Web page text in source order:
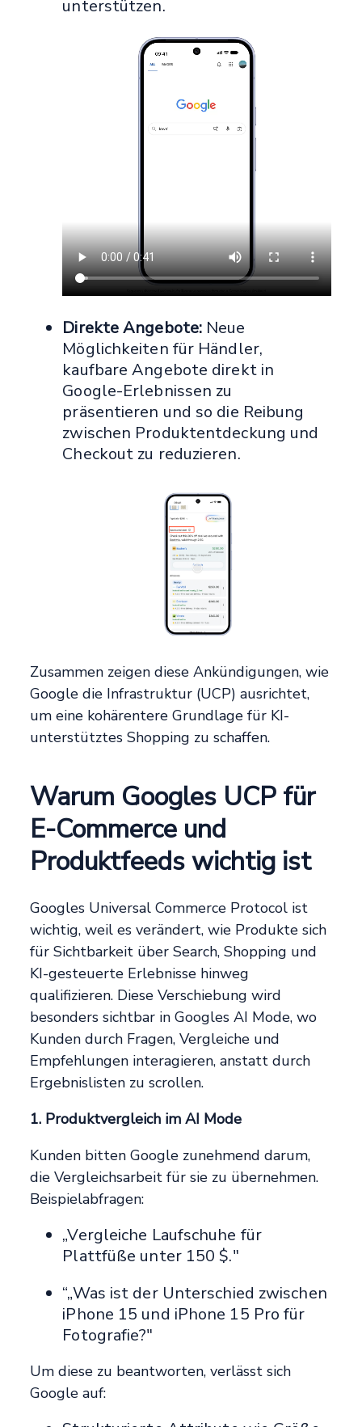
unterstützen.
Direkte Angebote: Neue
Möglichkeiten für Händler,
kaufbare Angebote direkt in
Google-Erlebnissen zu
präsentieren und so die Reibung
zwischen Produktentdeckung und
Checkout zu reduzieren.
Zusammen zeigen diese Ankündigungen, wie
Google die Infrastruktur (UCP) ausrichtet,
um eine kohärentere Grundlage für KI-
unterstütztes Shopping zu schaffen.
Warum Googles UCP für
E-Commerce und
Produktfeeds wichtig ist
Googles Universal Commerce Protocol ist
wichtig, weil es verändert, wie Produkte sich
für Sichtbarkeit über Search, Shopping und
KI-gesteuerte Erlebnisse hinweg
qualifizieren. Diese Verschiebung wird
besonders sichtbar in Googles AI Mode, wo
Kunden durch Fragen, Vergleiche und
Empfehlungen interagieren, anstatt durch
Ergebnislisten zu scrollen.
1. Produktvergleich im AI Mode
Kunden bitten Google zunehmend darum,
die Vergleichsarbeit für sie zu übernehmen.
Beispielabfragen:
„Vergleiche Laufschuhe für
Plattfüße unter 150 $."
“„Was ist der Unterschied zwischen
iPhone 15 und iPhone 15 Pro für
Fotografie?"
Um diese zu beantworten, verlässt sich
Google auf: